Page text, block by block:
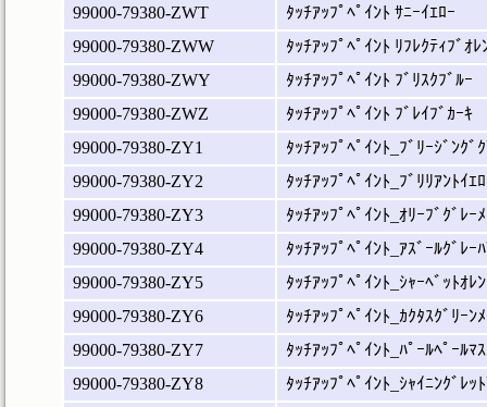
99000-79380-ZWT
ﾀｯﾁｱｯﾌﾟﾍﾟｲﾝﾄ ｻﾆｰｲｴﾛｰ
99000-79380-ZWW
ﾀｯﾁｱｯﾌﾟﾍﾟｲﾝﾄ ﾘﾌﾚｸﾃｨﾌﾞｵﾚ
99000-79380-ZWY
ﾀｯﾁｱｯﾌﾟﾍﾟｲﾝﾄ ﾌﾞﾘｽｸﾌﾞﾙｰ
99000-79380-ZWZ
ﾀｯﾁｱｯﾌﾟﾍﾟｲﾝﾄ ﾌﾞﾚｲﾌﾞｶｰｷ
99000-79380-ZY1
ﾀｯﾁｱｯﾌﾟﾍﾟｲﾝﾄ_ﾌﾞﾘｰｼﾞﾝｸﾞ
99000-79380-ZY2
ﾀｯﾁｱｯﾌﾟﾍﾟｲﾝﾄ_ﾌﾞﾘﾘｱﾝﾄｲｴ
99000-79380-ZY3
ﾀｯﾁｱｯﾌﾟﾍﾟｲﾝﾄ_ｵﾘｰﾌﾞｸﾞﾚｰ
99000-79380-ZY4
ﾀｯﾁｱｯﾌﾟﾍﾟｲﾝﾄ_ｱｽﾞｰﾙｸﾞﾚｰ
99000-79380-ZY5
ﾀｯﾁｱｯﾌﾟﾍﾟｲﾝﾄ_ｼｬｰﾍﾞｯﾄｵﾚ
99000-79380-ZY6
ﾀｯﾁｱｯﾌﾟﾍﾟｲﾝﾄ_ｶｸﾀｽｸﾞﾘｰﾝ
99000-79380-ZY7
ﾀｯﾁｱｯﾌﾟﾍﾟｲﾝﾄ_ﾊﾟｰﾙﾍﾟｰﾙﾏ
99000-79380-ZY8
ﾀｯﾁｱｯﾌﾟﾍﾟｲﾝﾄ_ｼｬｲﾆﾝｸﾞﾚｯ